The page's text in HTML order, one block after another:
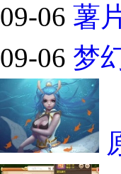
09-06 薯
09-06 梦